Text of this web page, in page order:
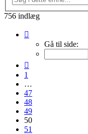
756 indlæg
50
Gå til side:
1
…
47
48
49
50
51